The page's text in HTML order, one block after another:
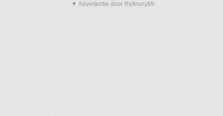
▼ Advertentie door Refinery89